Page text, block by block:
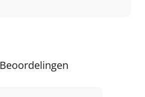
Beoordelingen